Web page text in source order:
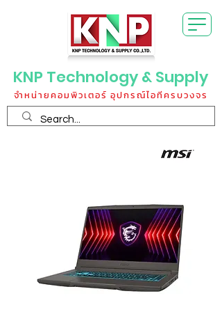
KNP Technology & Supply
จำหน่ายคอมพิวเตอร์ อุปกรณ์ไอทีครบวงจร